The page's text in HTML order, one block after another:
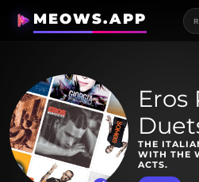
MEOWS.APP
Eros
THE
WITH THE
ACTS.